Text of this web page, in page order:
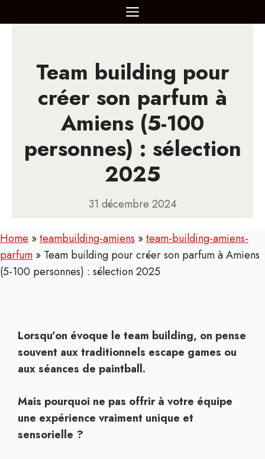
au
MENU
Team building pour
créer son parfum à
Amiens (5-100
personnes) : sélection
2025
31 décembre 2024
Home »teambuilding-amiens »team-building-amiens-
parfum » Team building pour créer son parfum à Amiens
(5-100 personnes) : sélection 2025
Lorsqu’on évoque le team building, on pense
souvent aux traditionnels escape games ou
aux séances de paintball.
Mais pourquoi ne pas offrir à votre équipe
une expérience vraiment unique et
sensorielle ?